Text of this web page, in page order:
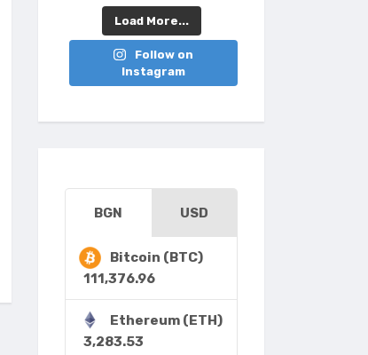
Load More...
Follow on
Instagram
BGN USD
Bitcoin (BTC)
111,376.96
Ethereum (ETH)
3,283.53